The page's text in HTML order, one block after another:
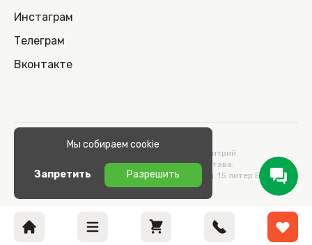
Инстаграм
Телеграм
Вконтакте
© 2026 100nout.by,
ООО «СТОНОУТБУКОВ» Директор Метельский Дмитрий
Константинович, действующий на основании Устава.
Адрес: 220100, Беларусь, г. Минск, ул. Кульман, д. 15 литер Б 9/к.
Мы собираем cookie
Запретить Разрешить